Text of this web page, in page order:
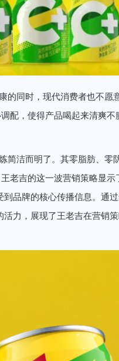
同时，现代消费者也不愿
配，使得产品喝起来清爽
简洁而明了。其零脂肪、零
老吉的这一波营销策略显示
品牌的核心传播信息。通
力，展现了王老吉在营销